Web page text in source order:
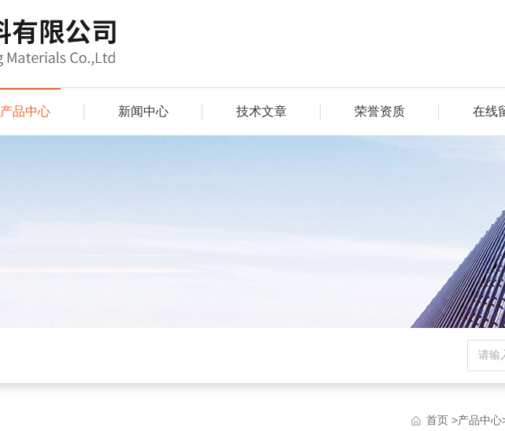
产品中心 新闻中心 技术文章 荣誉资质 在线
首页 >产品中心